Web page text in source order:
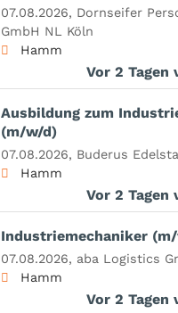
07.08.2026, Dornseifer
GmbH NL Köln
Hamm
Vor 2
Ausbildung zum
(m/w/d)
07.08.2026, Buderus
Hamm
Vor 2
Industriemechaniker
07.08.2026, aba Logistics
Hamm
Vor 2